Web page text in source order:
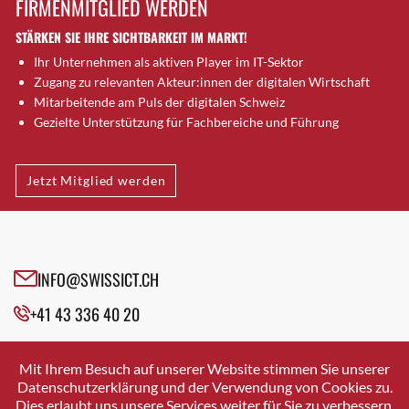
Brugg AG
Brütten
Bubendorf
Bubikon
Buchs (SG)
Bäretswil
Bülach
Cazis
Crissier
Davos Platz
Dierikon
Dietikon
FIRMENMITGLIED WERDEN
STÄRKEN SIE IHRE SICHTBARKEIT IM MARKT!
Ihr Unternehmen als aktiven Player im IT-Sektor
Zugang zu relevanten Akteur:innen der digitalen Wirtschaft
Mitarbeitende am Puls der digitalen Schweiz
Gezielte Unterstützung für Fachbereiche und Führung
Jetzt Mitglied werden
INFO@SWISSICT.CH
+41 43 336 40 20
SWISSICT
VULKANSTRASSE 120
8048 ZURICH
Mit Ihrem Besuch auf unserer Website stimmen Sie unserer
Datenschutzerklärung und der Verwendung von Cookies zu.
Dies erlaubt uns unsere Services weiter für Sie zu verbessern.